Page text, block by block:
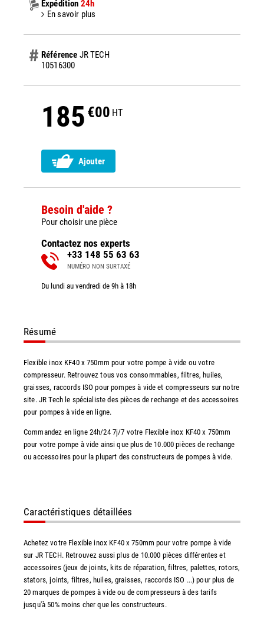
Expédition 24h
En savoir plus
Référence JR TECH
10516300
185 €00 HT
Ajouter
Besoin d'aide ?
Pour choisir une pièce
Contactez nos experts
+33 148 55 63 63
NUMÉRO NON SURTAXÉ
Du lundi au vendredi de 9h à 18h
Résumé
Flexible inox KF40 x 750mm pour votre pompe à vide ou votre
compresseur. Retrouvez tous vos consommables, filtres, huiles,
graisses, raccords ISO pour pompes à vide et compresseurs sur notre
site. JR Tech le spécialiste des pièces de rechange et des accessoires
pour pompes à vide en ligne.
Commandez en ligne 24h/24 7j/7 votre Flexible inox KF40 x 750mm
pour votre pompe à vide ainsi que plus de 10.000 pièces de rechange
ou accessoires pour la plupart des constructeurs de pompes à vide.
Caractéristiques détaillées
Achetez votre Flexible inox KF40 x 750mm pour votre pompe à vide
sur JR TECH. Retrouvez aussi plus de 10.000 pièces différentes et
accessoires (jeux de joints, kits de réparation, filtres, palettes, rotors,
stators, joints, filtres, huiles, graisses, raccords ISO ...) pour plus de
20 marques de pompes à vide ou de compresseurs à des tarifs
jusqu'à 50% moins cher que les constructeurs.